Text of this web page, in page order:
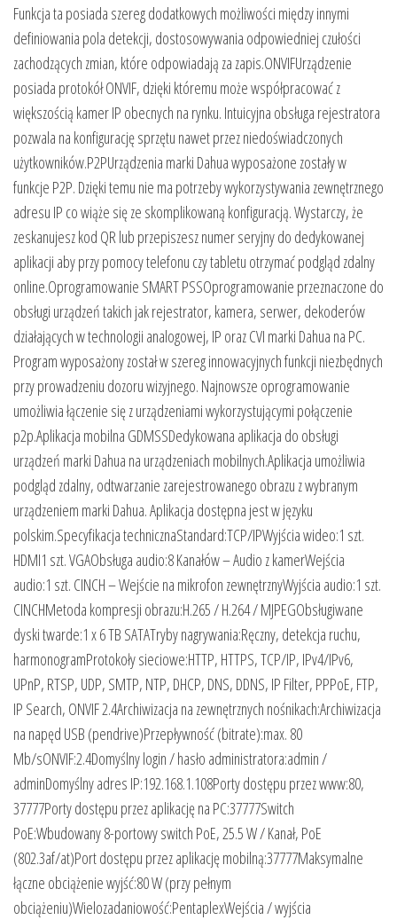
Funkcja ta posiada szereg dodatkowych możliwości między innymi
definiowania pola detekcji, dostosowywania odpowiedniej czułości
zachodzących zmian, które odpowiadają za zapis.ONVIFUrządzenie
posiada protokół ONVIF, dzięki któremu może współpracować z
większością kamer IP obecnych na rynku. Intuicyjna obsługa rejestratora
pozwala na konfigurację sprzętu nawet przez niedoświadczonych
użytkowników.P2PUrządzenia marki Dahua wyposażone zostały w
funkcje P2P. Dzięki temu nie ma potrzeby wykorzystywania zewnętrznego
adresu IP co wiąże się ze skomplikowaną konfiguracją. Wystarczy, że
zeskanujesz kod QR lub przepiszesz numer seryjny do dedykowanej
aplikacji aby przy pomocy telefonu czy tabletu otrzymać podgląd zdalny
online.Oprogramowanie SMART PSSOprogramowanie przeznaczone do
obsługi urządzeń takich jak rejestrator, kamera, serwer, dekoderów
działających w technologii analogowej, IP oraz CVI marki Dahua na PC.
Program wyposażony został w szereg innowacyjnych funkcji niezbędnych
przy prowadzeniu dozoru wizyjnego. Najnowsze oprogramowanie
umożliwia łączenie się z urządzeniami wykorzystującymi połączenie
p2p.Aplikacja mobilna GDMSSDedykowana aplikacja do obsługi
urządzeń marki Dahua na urządzeniach mobilnych.Aplikacja umożliwia
podgląd zdalny, odtwarzanie zarejestrowanego obrazu z wybranym
urządzeniem marki Dahua. Aplikacja dostępna jest w języku
polskim.Specyfikacja technicznaStandard:TCP/IPWyjścia wideo:1 szt.
HDMI1 szt. VGAObsługa audio:8 Kanałów – Audio z kamerWejścia
audio:1 szt. CINCH – Wejście na mikrofon zewnętrznyWyjścia audio:1 szt.
CINCHMetoda kompresji obrazu:H.265 / H.264 / MJPEGObsługiwane
dyski twarde:1 x 6 TB SATATryby nagrywania:Ręczny, detekcja ruchu,
harmonogramProtokoły sieciowe:HTTP, HTTPS, TCP/IP, IPv4/IPv6,
UPnP, RTSP, UDP, SMTP, NTP, DHCP, DNS, DDNS, IP Filter, PPPoE, FTP,
IP Search, ONVIF 2.4Archiwizacja na zewnętrznych nośnikach:Archiwizacja
na napęd USB (pendrive)Przepływność (bitrate):max. 80
Mb/sONVIF:2.4Domyślny login / hasło administratora:admin /
adminDomyślny adres IP:192.168.1.108Porty dostępu przez www:80,
37777Porty dostępu przez aplikację na PC:37777Switch
PoE:Wbudowany 8-portowy switch PoE, 25.5 W / Kanał, PoE
(802.3af/at)Port dostępu przez aplikację mobilną:37777Maksymalne
łączne obciążenie wyjść:80 W (przy pełnym
obciążeniu)Wielozadaniowość:PentaplexWejścia / wyjścia